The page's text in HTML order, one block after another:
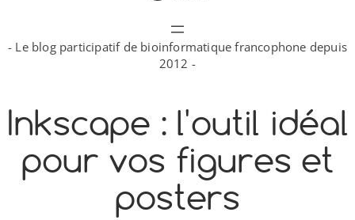
o
o
n
l
u u
R
S
S
- Le blog participatif de bioinformatique francophone depuis
2012 -
Inkscape : l'outil idéal
pour vos figures et
posters